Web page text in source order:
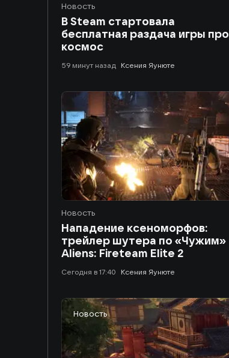
Новость
В Steam стартовала
бесплатная раздача игры про
космос
59 минут назад Ксения Яунюте
Новость
Нападение ксеноморфов:
трейлер шутера по «Чужим»
Aliens: Fireteam Elite 2
сегодня в 17:40 Ксения Яунюте
Новость